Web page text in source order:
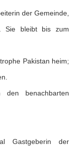
der Gemeinde,
Sie bleibt bis zum
Pakistan heim;
benachbarten
Gastgeberin der